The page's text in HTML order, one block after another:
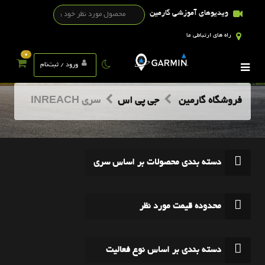
ویدیوهای آموزشی گارمین
راه های ارتباطی ما
ورود / ثبت‌نام
0
فروشگاه گارمین جی پی اس سری INREACH
دسته بندی محصولات بر اساس سری
محدوده قیمت مورد نظر
دسته بندی بر اساس نوع فعالیت